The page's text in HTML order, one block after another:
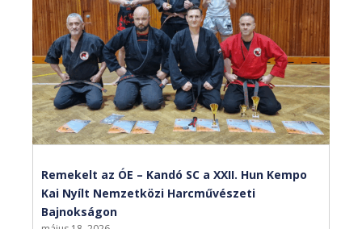
Remekelt az ÓE – Kandó SC a XXII. Hun Kempo
Kai Nyílt Nemzetközi Harcművészeti
Bajnokságon